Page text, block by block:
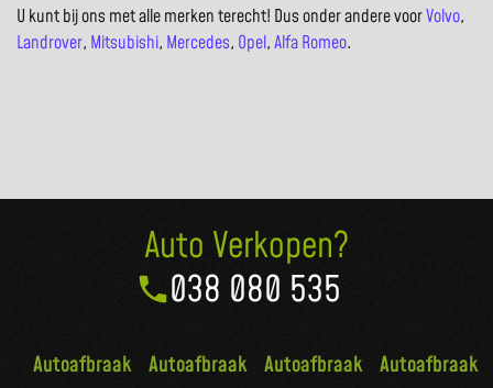
U kunt bij ons met alle merken terecht! Dus onder andere voorVolvo,
Landrover, Mitsubishi, Mercedes, Opel,Alfa Romeo.
Auto Verkopen?
038 080 535
Autoafbraak Autoafbraak Autoafbraak Autoafbraak